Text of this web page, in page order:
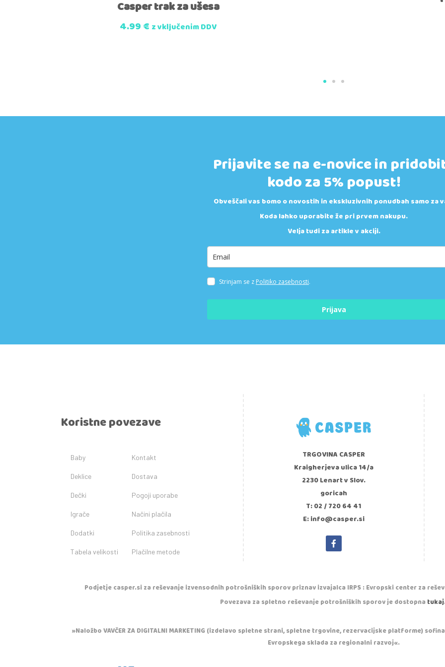
Casper trak za ušesa
4.99€ z vključenim DDV
Prijavite se na e-novice in
kodo za 5% popust!
Obveščali vas bomo o novostih in ekskluzivnih ponudbah samo za
Koda lahko uporabite že pri prvem nakupu.
Velja tudi za artikle v akciji.
Strinjam se z Politiko zasebnosti.
Prijava
Koristne povezave
Baby
Deklice
Dečki
Igrače
Dodatki
Tabela velikosti
Kontakt
Dostava
Pogoji uporabe
Načini plačila
Politika zasebnosti
Plačilne metode
TRGOVINA CASPER
Kraigherjeva ulica 14/a
2230 Lenart v Slov.
goricah
T: 02 / 720 64 41
E: info@casper.si
Podjetje casper.si za reševanje izvensodnih potrošniških sporov priznav izvajalca IRPS : Evropski center za
Povezava za spletno reševanje potrošniških sporov je dostopnatukaj.
»Naložbo VAVČER ZA DIGITALNI MARKETING (izdelavo spletne strani, spletne trgovine, rezervacijske platforme)
Evropskega sklada za regionalni razvoj«.